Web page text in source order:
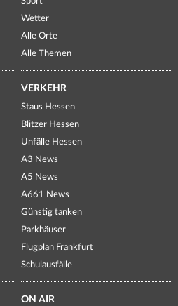
Wetter
Alle Orte
Alle Themen
VERKEHR
Staus Hessen
Blitzer Hessen
Unfälle Hessen
A3 News
A5 News
A661 News
Günstig tanken
Parkhäuser
Flugplan Frankfurt
Schulausfälle
ON AIR